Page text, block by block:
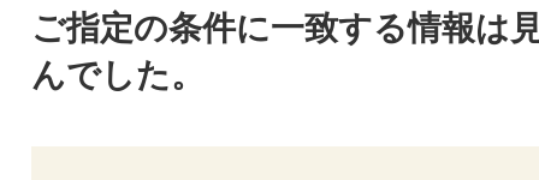
ご指定の条件に一致する情報は
んでした。